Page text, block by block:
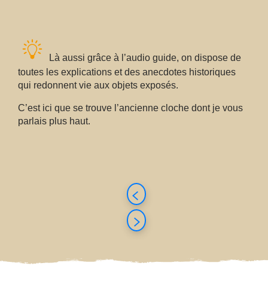
Là aussi grâce à l’audio guide, on dispose de
toutes les explications et des anecdotes historiques
qui redonnent vie aux objets exposés.
C’est ici que se trouve l’ancienne cloche dont je vous
parlais plus haut.